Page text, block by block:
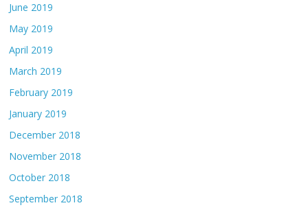
June 2019
May 2019
April 2019
March 2019
February 2019
January 2019
December 2018
November 2018
October 2018
September 2018